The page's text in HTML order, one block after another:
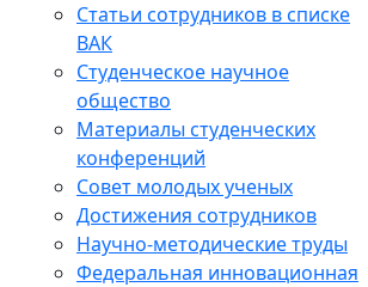
Статьи сотрудников в списке
ВАК
Студенческое научное
общество
Материалы студенческих
конференций
Совет молодых ученых
Достижения сотрудников
Научно-методические труды
Федеральная инновационная